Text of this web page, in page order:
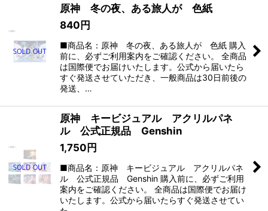
原神 冬の夜、ある旅人が 色紙
840 円
■商品名：原神 冬の夜、ある旅人が 色紙 購入
前に、必ずご利用案内をご確認ください。 全商品
は国際便でお届けいたします。公式から届いたら
すぐ発送させていただき、一般商品は30日前後の
発送、…
原神 キービジュアル アクリルパネ
ル 公式正規品 Genshin
1,750 円
■商品名：原神 キービジュアル アクリルパネ
ル 公式正規品 Genshin 購入前に、必ずご利用
案内をご確認ください。 全商品は国際便でお届け
いたします。公式から届いたらすぐ発送させてい